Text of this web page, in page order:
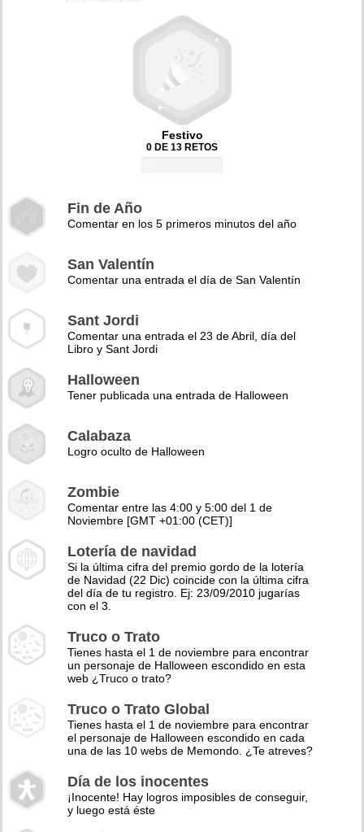
Festivo
0 DE 13 RETOS
Fin de Año
Comentar en los 5 primeros minutos del año
San Valentín
Comentar una entrada el día de San Valentín
Sant Jordi
Comentar una entrada el 23 de Abril, día del
Libro y Sant Jordi
Halloween
Tener publicada una entrada de Halloween
Calabaza
Logro oculto de Halloween
Zombie
Comentar entre las 4:00 y 5:00 del 1 de
Noviembre [GMT +01:00 (CET)]
Lotería de navidad
Si la última cifra del premio gordo de la lotería
de Navidad (22 Dic) coincide con la última cifra
del día de tu registro. Ej: 23/09/2010 jugarías
con el 3.
Truco o Trato
Tienes hasta el 1 de noviembre para encontrar
un personaje de Halloween escondido en esta
web ¿Truco o trato?
Truco o Trato Global
Tienes hasta el 1 de noviembre para encontrar
el personaje de Halloween escondido en cada
una de las 10 webs de Memondo. ¿Te atreves?
Día de los inocentes
¡Inocente! Hay logros imposibles de conseguir,
y luego está éste